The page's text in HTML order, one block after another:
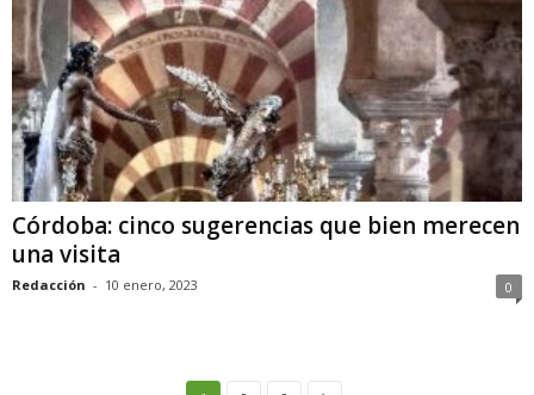
Córdoba: cinco sugerencias que bien merecen
una visita
Redacción - 10 enero, 2023 0